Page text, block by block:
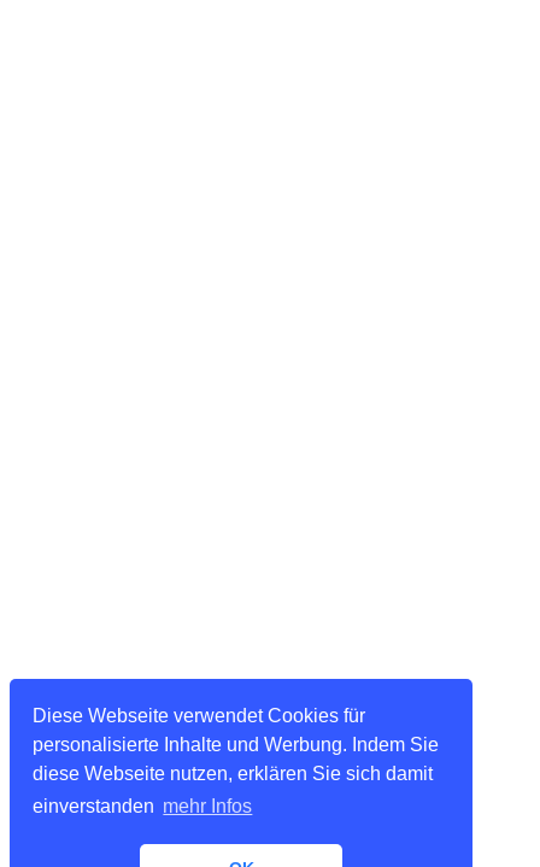
Diese Webseite verwendet Cookies für
personalisierte Inhalte und Werbung. Indem Sie
diese Webseite nutzen, erklären Sie sich damit
einverstanden mehr Infos